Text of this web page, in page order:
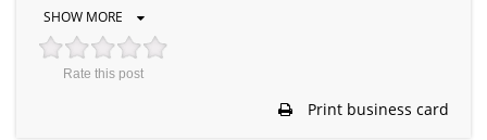
SHOW MORE
Rate this post
Print business card